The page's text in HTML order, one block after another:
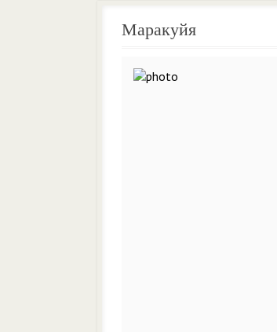
Маракуйя